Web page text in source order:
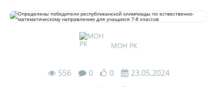
МОН РК
556 0 0 23.05.2024